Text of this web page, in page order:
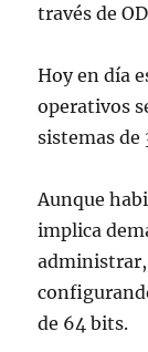
través de
Hoy en día
operativos
sistemas de
Aunque
implica
administrar,
de 64 bits.